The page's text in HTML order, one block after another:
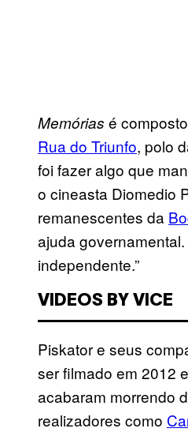
Memórias é
Rua do Triunfo, polo
foi fazer algo que
o cineasta Diomedio
remanescentes da
ajuda
independente.”
VIDEOS BY VICE
Piskator e seus
ser filmado em 2012
acabaram morrendo
realizadores como